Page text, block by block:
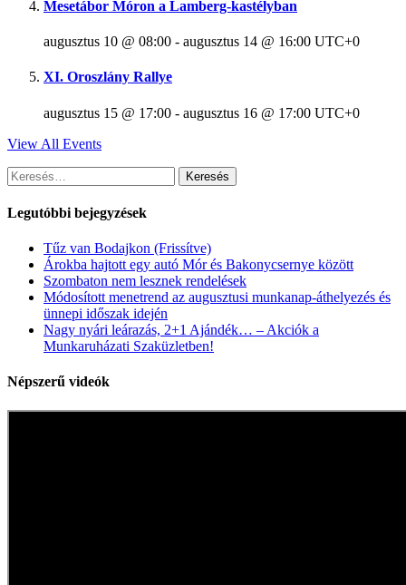
Mesetábor Móron a Lamberg-kastélyban
augusztus 10 @ 08:00 - augusztus 14 @ 16:00 UTC+0
XI. Oroszlány Rallye
augusztus 15 @ 17:00 - augusztus 16 @ 17:00 UTC+0
View All Events
Keresés:
Legutóbbi bejegyzések
Tűz van Bodajkon (Frissítve)
Árokba hajtott egy autó Mór és Bakonycsernye között
Szombaton nem lesznek rendelések
Módosított menetrend az augusztusi munkanap-áthelyezés és
ünnepi időszak idején
Nagy nyári leárazás, 2+1 Ajándék… – Akciók a
Munkaruházati Szaküzletben!
Népszerű videók